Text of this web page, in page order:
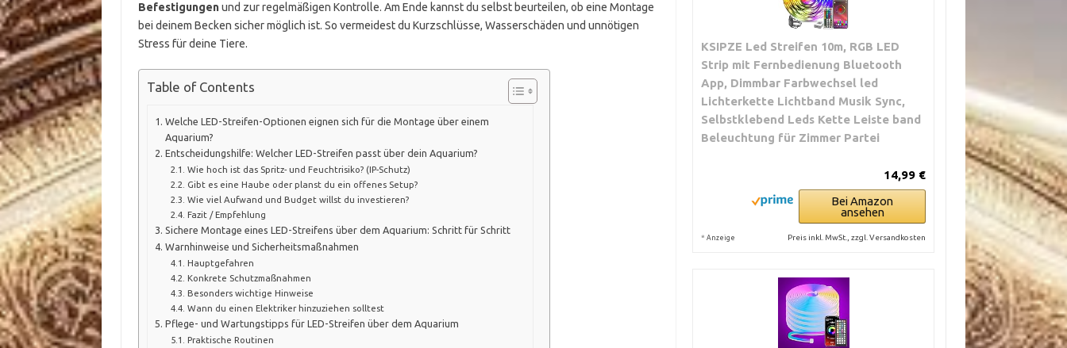
Befestigungenund zur regelmäßigen Kontrolle. Am Ende kannst du selbst beurteilen, ob eine Montage
bei deinem Becken sicher möglich ist. So vermeidest du Kurzschlüsse, Wasserschäden und unnötigen
Stress für deine Tiere.
Table of Contents
Welche LED-Streifen-Optionen eignen sich für die Montage über einem
Aquarium?
Entscheidungshilfe: Welcher LED-Streifen passt über dein Aquarium?
Wie hoch ist das Spritz- und Feuchtrisiko? (IP-Schutz)
Gibt es eine Haube oder planst du ein offenes Setup?
Wie viel Aufwand und Budget willst du investieren?
Fazit / Empfehlung
Sichere Montage eines LED-Streifens über dem Aquarium: Schritt für Schritt
Warnhinweise und Sicherheitsmaßnahmen
Hauptgefahren
Konkrete Schutzmaßnahmen
Besonders wichtige Hinweise
Wann du einen Elektriker hinzuziehen solltest
Pflege- und Wartungstipps für LED-Streifen über dem Aquarium
Praktische Routinen
KSIPZE Led Streifen 10m, RGB LED
Strip mit Fernbedienung Bluetooth
App, Dimmbar Farbwechsel led
Lichterkette Lichtband Musik Sync,
Selbstklebend Leds Kette Leiste band
Beleuchtung für Zimmer Partei
14,99 €
Bei Amazon
ansehen
* Anzeige Preis inkl. MwSt., zzgl. Versandkosten